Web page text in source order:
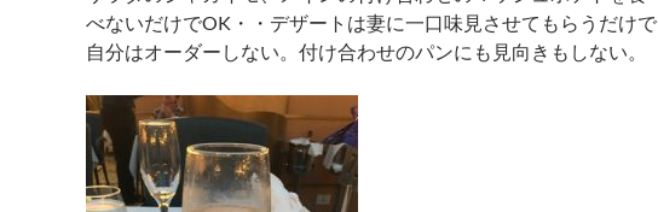
べないだけでOK・・デザートは妻に一口味見させてもらうだけで
自分はオーダーしない。付け合わせのパンにも見向きもしない。